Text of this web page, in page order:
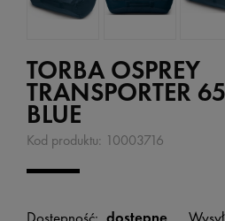
TORBA OSPREY
TRANSPORTER
BLUE
Kod produktu: 10003716